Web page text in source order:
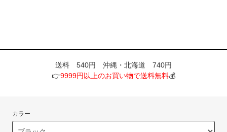
送料 540円 沖縄・北海道 740円
👉9999円以上のお買い物で送料無料💰
カラー